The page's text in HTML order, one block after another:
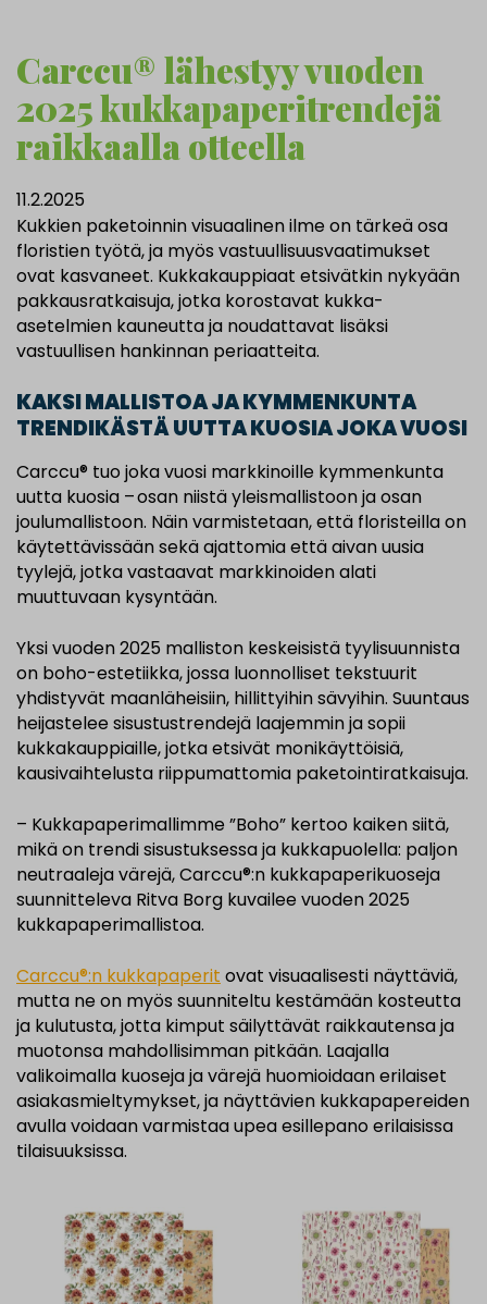
Carccu® lähestyy vuoden
2025 kukkapaperitrendejä
raikkaalla otteella
11.2.2025
Kukkien paketoinnin visuaalinen ilme on tärkeä osa
floristien työtä, ja myös vastuullisuusvaatimukset
ovat kasvaneet. Kukkakauppiaat etsivätkin nykyään
pakkausratkaisuja, jotka korostavat kukka-
asetelmien kauneutta ja noudattavat lisäksi
vastuullisen hankinnan periaatteita.
KAKSI MALLISTOA JA KYMMENKUNTA
TRENDIKÄSTÄ UUTTA KUOSIA JOKA VUOSI
Carccu® tuo joka vuosi markkinoille kymmenkunta
uutta kuosia – osan niistä yleismallistoon ja osan
joulumallistoon. Näin varmistetaan, että floristeilla on
käytettävissään sekä ajattomia että aivan uusia
tyylejä, jotka vastaavat markkinoiden alati
muuttuvaan kysyntään.
Yksi vuoden 2025 malliston keskeisistä tyylisuunnista
on boho-estetiikka, jossa luonnolliset tekstuurit
yhdistyvät maanläheisiin, hillittyihin sävyihin. Suuntaus
heijastelee sisustustrendejä laajemmin ja sopii
kukkakauppiaille, jotka etsivät monikäyttöisiä,
kausivaihtelusta riippumattomia paketointiratkaisuja.
– Kukkapaperimallimme ”Boho” kertoo kaiken siitä,
mikä on trendi sisustuksessa ja kukkapuolella: paljon
neutraaleja värejä, Carccu®:n kukkapaperikuoseja
suunnitteleva Ritva Borg kuvailee vuoden 2025
kukkapaperimallistoa.
Carccu®:n kukkapaperit ovat visuaalisesti näyttäviä,
mutta ne on myös suunniteltu kestämään kosteutta
ja kulutusta, jotta kimput säilyttävät raikkautensa ja
muotonsa mahdollisimman pitkään. Laajalla
valikoimalla kuoseja ja värejä huomioidaan erilaiset
asiakasmieltymykset, ja näyttävien kukkapapereiden
avulla voidaan varmistaa upea esillepano erilaisissa
tilaisuuksissa.